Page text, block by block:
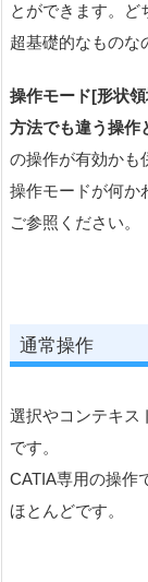
とができます。ど
超基礎的なものな
操作モード[形状
方法でも違う操作
の操作が有効かも
操作モードが何か
ご参照ください。
通常操作
選択やコンテキス
です。
CATIA専用の操作
ほとんどです。